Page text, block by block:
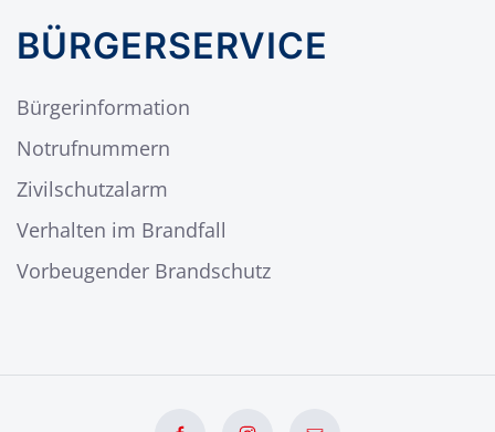
BÜRGERSERVICE
Bürgerinformation
Notrufnummern
Zivilschutzalarm
Verhalten im Brandfall
Vorbeugender Brandschutz